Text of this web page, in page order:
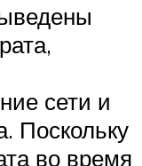
сети и
Поскольку
во время